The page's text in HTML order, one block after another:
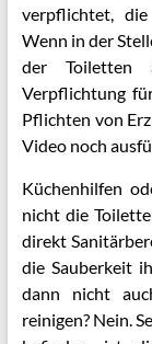
verpflichtet,
Wenn in der
der Toiletten
Verpflichtung
Pflichten von
Video noch
Küchenhilfen
nicht die
direkt
die Sauberkeit
dann nicht
reinigen? Nein.